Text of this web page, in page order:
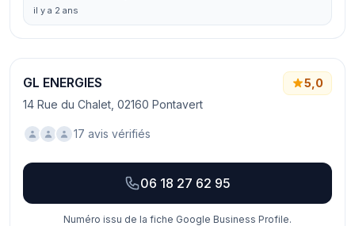
il y a 2 ans
GL ENERGIES
14 Rue du Chalet, 02160 Pontavert
5,0
17 avis vérifiés
06 18 27 62 95
Numéro issu de la fiche Google Business Profile.